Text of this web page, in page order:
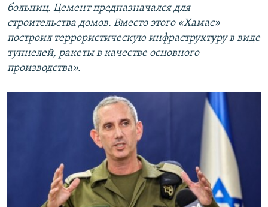
больниц. Цемент предназначался для
строительства домов. Вместо этого «Хамас»
построил террористическую инфраструктуру в виде
туннелей, ракеты в качестве основного
производства».